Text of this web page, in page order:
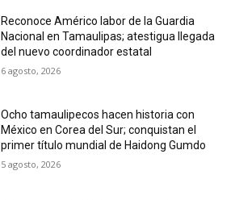
Reconoce Américo labor de la Guardia
Nacional en Tamaulipas; atestigua llegada
del nuevo coordinador estatal
6 agosto, 2026
Ocho tamaulipecos hacen historia con
México en Corea del Sur; conquistan el
primer título mundial de Haidong Gumdo
5 agosto, 2026